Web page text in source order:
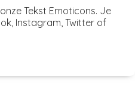
Tekst Emoticons. Je
Instagram, Twitter of